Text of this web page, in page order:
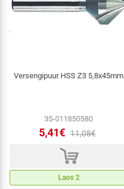
Versengipuur HSS Z3 5,8x45mm
35-011850580
5,41€ 11,08€
d
Laos 2